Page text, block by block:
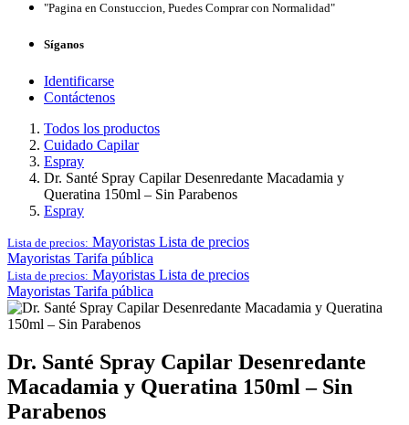
"Pagina en Constuccion, Puedes Comprar con Normalidad"
Síganos
Identificarse
Contáctenos
Todos los productos
Cuidado Capilar
Espray
Dr. Santé Spray Capilar Desenredante Macadamia y
Queratina 150ml – Sin Parabenos
Espray
Lista de precios: Mayoristas Lista de precios
Mayoristas Tarifa pública
Lista de precios: Mayoristas Lista de precios
Mayoristas Tarifa pública
Dr. Santé Spray Capilar Desenredante
Macadamia y Queratina 150ml – Sin
Parabenos